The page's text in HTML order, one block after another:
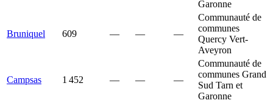
Garonne
Bruniquel 609 — — —
Communauté de
communes
Quercy Vert-
Aveyron
Campsas 1 452 — — —
Communauté de
communes Grand
Sud Tarn et
Garonne